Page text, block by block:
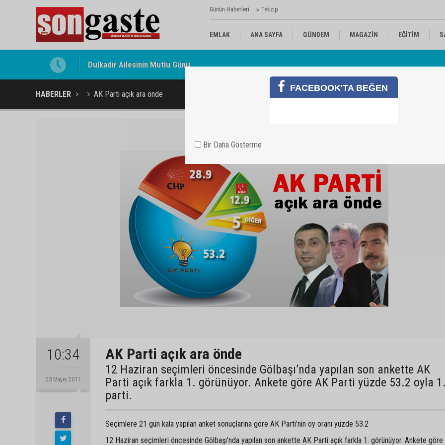
Günün Haberleri Tekzip
EMLAK ANA SAYFA GÜNDEM MAGAZİN EĞİTİM
Gölbaşı Esnafının Sesi Ankara Kalkınma Ajansı'nda
HABERLER AK Parti açık ara önde
10:34
23 Mayıs 2011
AK Parti açık ara önde
12 Haziran seçimleri öncesinde Gölbaşı’nda yapılan son ankette AK
Parti açık farkla 1. görünüyor. Ankete göre AK Parti yüzde 53.2 oyla 1.
parti.
Seçimlere 21 gün kala yapılan anket sonuçlarına göre AK Parti’nin oy oranı yüzde 53.2
12 Haziran seçimleri öncesinde Gölbaşı’nda yapılan son ankette AK Parti açık farkla 1. görünüyor. Ankete
FACEBOOK'TA BEĞEN
Bir Daha Gösterme